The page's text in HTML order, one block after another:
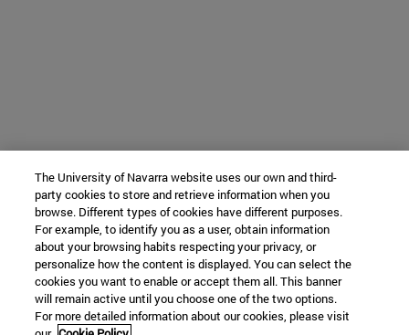
The University of Navarra website uses our own and third-
party cookies to store and retrieve information when you
browse. Different types of cookies have different purposes.
For example, to identify you as a user, obtain information
about your browsing habits respecting your privacy, or
personalize how the content is displayed. You can select the
cookies you want to enable or accept them all. This banner
will remain active until you choose one of the two options.
For more detailed information about our cookies, please visit